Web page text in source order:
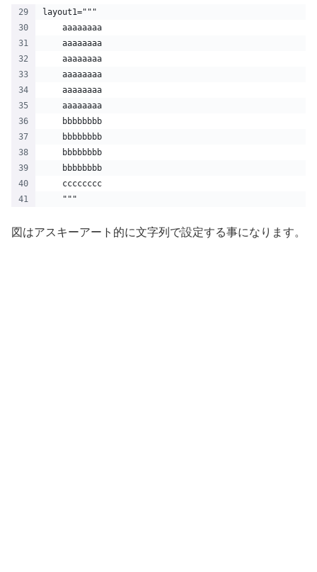
layout1="""
    aaaaaaaa
    aaaaaaaa
    aaaaaaaa
    aaaaaaaa
    aaaaaaaa
    aaaaaaaa
    bbbbbbbb
    bbbbbbbb
    bbbbbbbb
    bbbbbbbb
    cccccccc
    """
図はアスキーアート的に文字列で設定する事になります。